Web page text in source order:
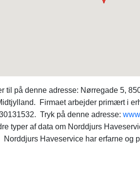
til på denne adresse: Nørregade 5,
Firmaet arbejder primært i
Tryk på denne adresse:
typer af data om Norddjurs
Haveservice har erfarne og